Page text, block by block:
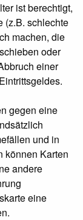
ist berechtigt,
(z.B. schlechte
machen, die
oder
einer
gegen eine
und in
können Karten
andere
eine